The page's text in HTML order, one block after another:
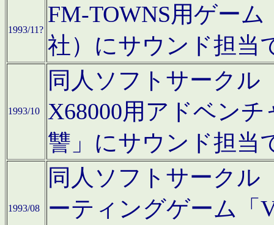
1993/11?
FM-TOWNS用ゲー
社）にサウンド担当
1993/10
同人ソフトサークル
X68000用アドベン
讐」にサウンド担当
1993/08
同人ソフトサークル
ーティングゲーム「